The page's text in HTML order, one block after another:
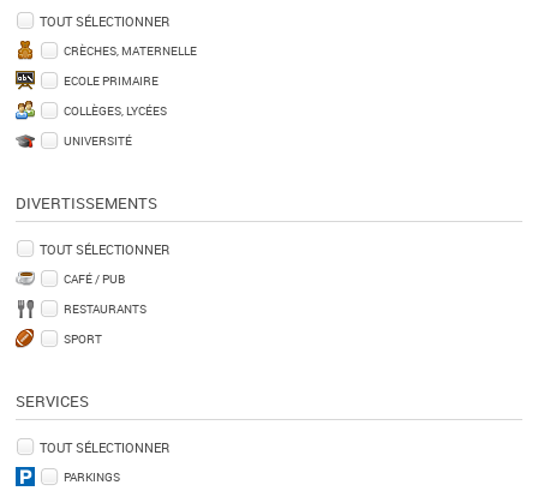
TOUT SÉLECTIONNER
CRÈCHES, MATERNELLE
ECOLE PRIMAIRE
COLLÈGES, LYCÉES
UNIVERSITÉ
DIVERTISSEMENTS
TOUT SÉLECTIONNER
CAFÉ / PUB
RESTAURANTS
SPORT
SERVICES
TOUT SÉLECTIONNER
PARKINGS